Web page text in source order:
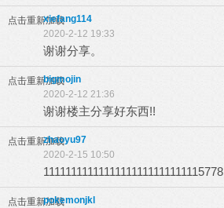
点击重新加载xiefang114
2020-2-12 19:33
谢谢分享。
点击重新加载
bigmojin
2020-2-12 21:36
谢谢楼主分享好东西!!
点击重新加载zhaoyu97
2020-2-15 10:50
11111111111111111111111111115778
点击重新加载pokemonjkl